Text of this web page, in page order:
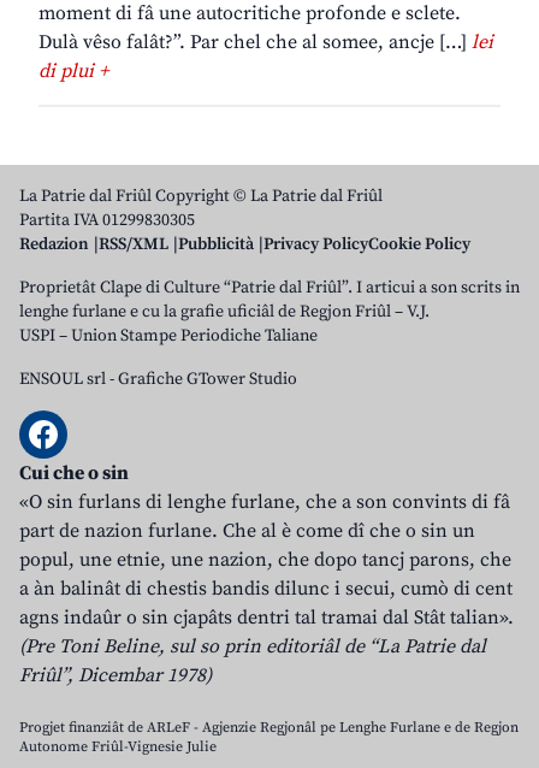
moment di fâ une autocritiche profonde e sclete.
Dulà vêso falât?”. Par chel che al somee, ancje […] lei
di plui +
La Patrie dal Friûl Copyright © La Patrie dal Friûl
Partita IVA 01299830305
Redazion RSS/XML Pubblicità Privacy PolicyCookie Policy
Proprietât Clape di Culture “Patrie dal Friûl”. I articui a son scrits in
lenghe furlane e cu la grafie uficiâl de Regjon Friûl – V.J.
USPI – Union Stampe Periodiche Taliane
ENSOUL srl-Grafiche GTower Studio
Cui che o sin
«O sin furlans di lenghe furlane, che a son convints di fâ
part de nazion furlane. Che al è come dî che o sin un
popul, une etnie, une nazion, che dopo tancj parons, che
a àn balinât di chestis bandis dilunc i secui, cumò di cent
agns indaûr o sin cjapâts dentri tal tramai dal Stât talian».
(Pre Toni Beline, sul so prin editoriâl de “La Patrie dal
Friûl”, Dicembar 1978)
Progjet finanziât de ARLeF - Agjenzie Regjonâl pe Lenghe Furlane e de Regjon
Autonome Friûl-Vignesie Julie